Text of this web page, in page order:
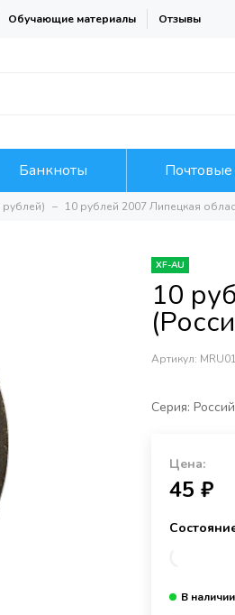
Обучающие материалы Отзывы
Банкноты
рублей) 10 рублей 2007 Липецкая
XF-AU
10
Артикул:
Серия:
Цена:
45 ₽